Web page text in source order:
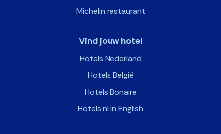
Michelin restaurant
Vind jouw hotel
Hotels Nederland
Hotels België
Hotels Bonaire
Hotels.nl in English
>